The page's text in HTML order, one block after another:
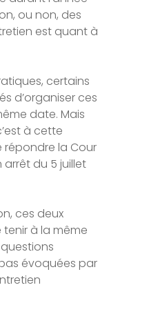
ou non, des
est quant à
certains
d’organiser ces
date. Mais
à cette
la Cour
du 5 juillet
ces deux
à la même
évoquées par